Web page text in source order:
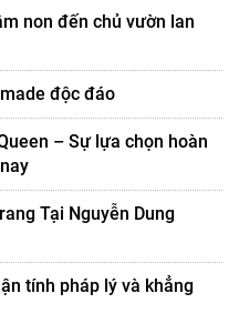
non đến chủ vườn lan
độc đáo
– Sự lựa chọn hoàn
Tại Nguyễn Dung
tính pháp lý và khẳng